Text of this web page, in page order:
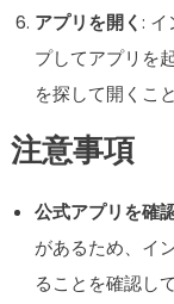
アプリを開く: イ
プしてアプリを
を探して開くこ
注意事項
公式アプリを確
があるため、イ
ることを確認し